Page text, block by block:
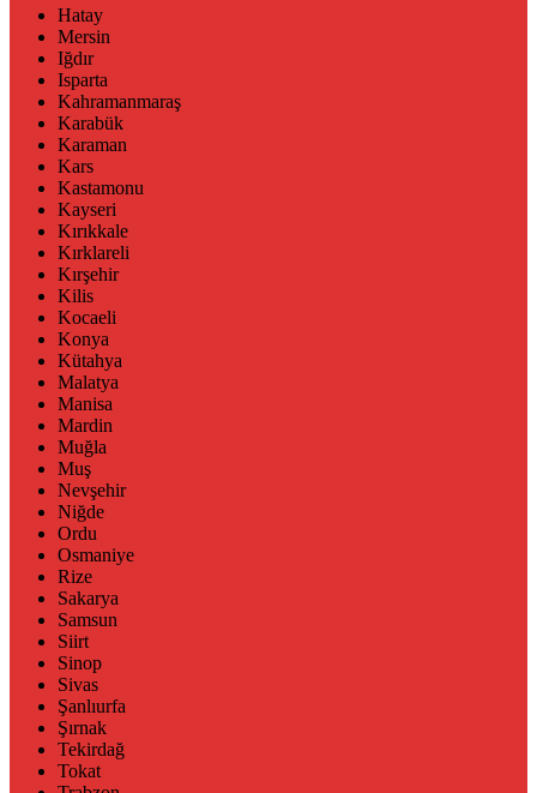
Hatay
Mersin
Iğdır
Isparta
Kahramanmaraş
Karabük
Karaman
Kars
Kastamonu
Kayseri
Kırıkkale
Kırklareli
Kırşehir
Kilis
Kocaeli
Konya
Kütahya
Malatya
Manisa
Mardin
Muğla
Muş
Nevşehir
Niğde
Ordu
Osmaniye
Rize
Sakarya
Samsun
Siirt
Sinop
Sivas
Şanlıurfa
Şırnak
Tekirdağ
Tokat